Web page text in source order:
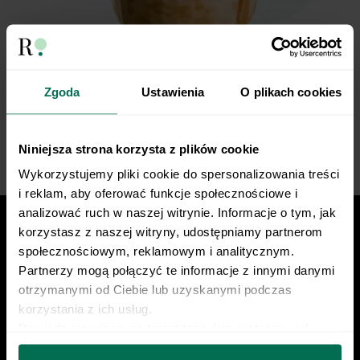
Zgoda Ustawienia O plikach cookies
Niniejsza strona korzysta z plików cookie
Wykorzystujemy pliki cookie do spersonalizowania treści
i reklam, aby oferować funkcje społecznościowe i
analizować ruch w naszej witrynie. Informacje o tym, jak
korzystasz z naszej witryny, udostępniamy partnerom
społecznościowym, reklamowym i analitycznym.
Partnerzy mogą połączyć te informacje z innymi danymi
otrzymanymi od Ciebie lub uzyskanymi podczas
korzystania z ich usług.
można się z nami skontaktować i w jaki sposób
Znajdź nas w social mediach